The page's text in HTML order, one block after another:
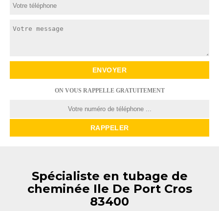
ON VOUS RAPPELLE GRATUITEMENT
Spécialiste en tubage de
cheminée Ile De Port Cros
83400